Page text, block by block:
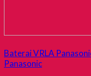
Baterai VRLA
Panasonic